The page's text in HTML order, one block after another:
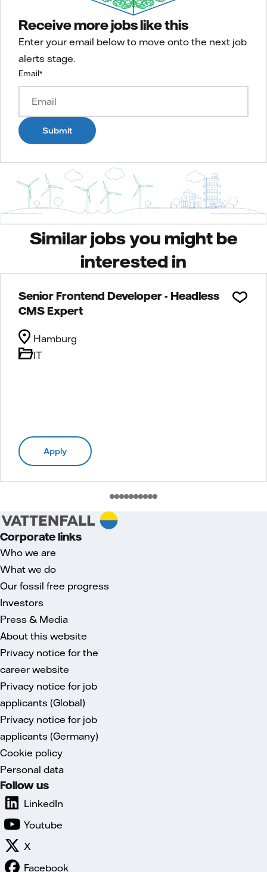
Receive more jobs like this
Enter your email below to move onto the next job
alerts stage.
Email*
Submit
Similar jobs you might be
interested in
Senior Frontend Developer - Headless
CMS Expert
IT
Hamburg
Apply
Corporate links
Who we are
What we do
Our fossil free progress
Investors
Press & Media
About this website
Privacy notice for the
career website
Privacy notice for job
applicants (Global)
Privacy notice for job
applicants (Germany)
Cookie policy
Personal data
Follow us
LinkedIn
Youtube
X
Facebook